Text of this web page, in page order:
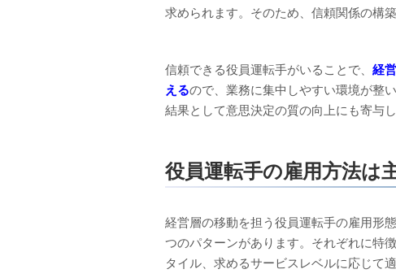
求められます。そのため、信頼関係の構
信頼できる役員運転手がいることで、 経
えるので、業務に集中しやすい環境が整
結果として意思決定の質の向上にも寄与し
役員運転手の雇用方法は
経営層の移動を担う役員運転手の雇用形
つのパターンがあります。それぞれに特
タイル、求めるサービスレベルに応じて